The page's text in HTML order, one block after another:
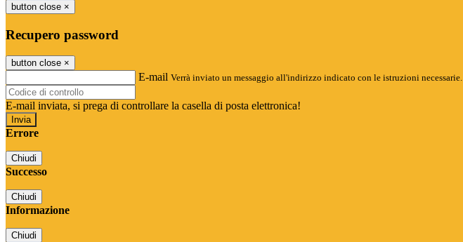
button close ×
Recupero password
button close ×
E-mail Verrà inviato un messaggio all'indirizzo indicato con le istruzioni necessarie.
E-mail inviata, si prega di controllare la casella di posta elettronica!
Errore
Chiudi
Successo
Chiudi
Informazione
Chiudi